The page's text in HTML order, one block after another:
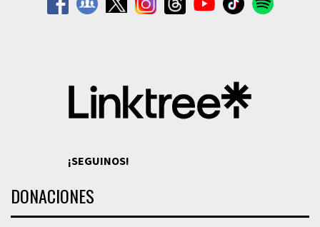
¡SEGUINOS!
DONACIONES